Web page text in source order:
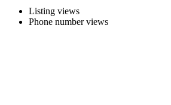
Listing views
Phone number views